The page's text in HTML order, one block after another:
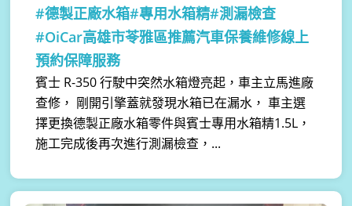
#德製正廠水箱#專用水箱精#測漏檢查
#OiCar高雄市苓雅區推薦汽車保養維修線上
預約保障服務
賓士 R-350 行駛中突然水箱燈亮起，車主立馬進廠
查修， 剛開引擎蓋就發現水箱已在漏水， 車主選
擇更換德製正廠水箱零件與賓士專用水箱精1.5L，
施工完成後再次進行測漏檢查，...